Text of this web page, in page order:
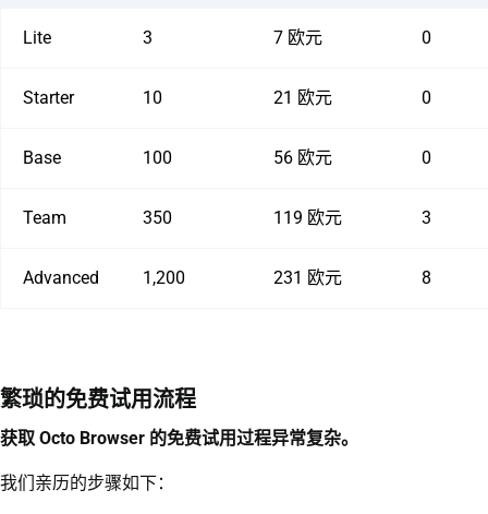
Lite 3 7 欧元 0
Starter 10 21 欧元 0
Base 100 56 欧元 0
Team 350 119 欧元 3
Advanced 1,200 231 欧元 8
繁琐的免费试用流程
获取 Octo Browser 的免费试用过程异常复杂。
我们亲历的步骤如下：